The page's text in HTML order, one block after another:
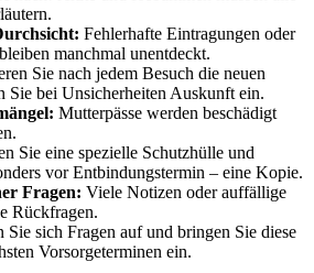
Fehlerhafte Eintragungen oder
manchmal unentdeckt.
Sie nach jedem Besuch die neuen
Sie bei Unsicherheiten Auskunft ein.
Mutterpässe werden beschädigt
Sie eine spezielle Schutzhülle und
vor Entbindungstermin – eine Kopie.
Fragen: Viele Notizen oder auffällige
Rückfragen.
Sie sich Fragen auf und bringen Sie diese
Vorsorgeterminen ein.